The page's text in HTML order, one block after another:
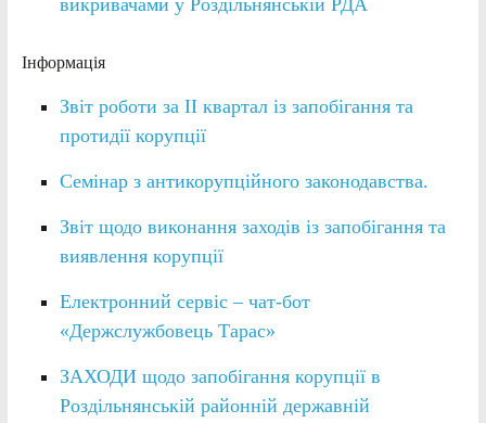
викривачами у Роздільнянській РДА
Інформація
Звіт роботи за ІІ квартал із запобігання та
протидії корупції
Семінар з антикорупційного законодавства.
Звіт щодо виконання заходів із запобігання та
виявлення корупції
Електронний сервіс – чат-бот
«Держслужбовець Тарас»
ЗАХОДИ щодо запобігання корупції в
Роздільнянській районній державній